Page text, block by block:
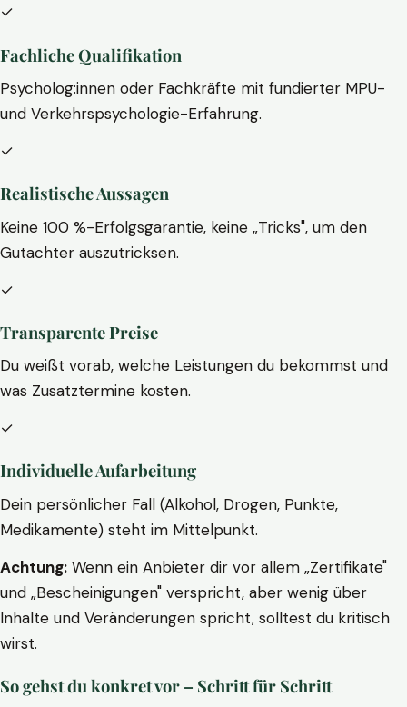
✓
Fachliche Qualifikation
Psycholog:innen oder Fachkräfte mit fundierter MPU-
und Verkehrspsychologie-Erfahrung.
✓
Realistische Aussagen
Keine 100 %-Erfolgsgarantie, keine „Tricks", um den
Gutachter auszutricksen.
✓
Transparente Preise
Du weißt vorab, welche Leistungen du bekommst und
was Zusatztermine kosten.
✓
Individuelle Aufarbeitung
Dein persönlicher Fall (Alkohol, Drogen, Punkte,
Medikamente) steht im Mittelpunkt.
Achtung: Wenn ein Anbieter dir vor allem „Zertifikate"
und „Bescheinigungen" verspricht, aber wenig über
Inhalte und Veränderungen spricht, solltest du kritisch
wirst.
So gehst du konkret vor – Schritt für Schritt